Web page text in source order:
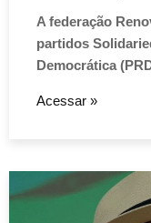
A federação
partidos
Democrática
Acessar »